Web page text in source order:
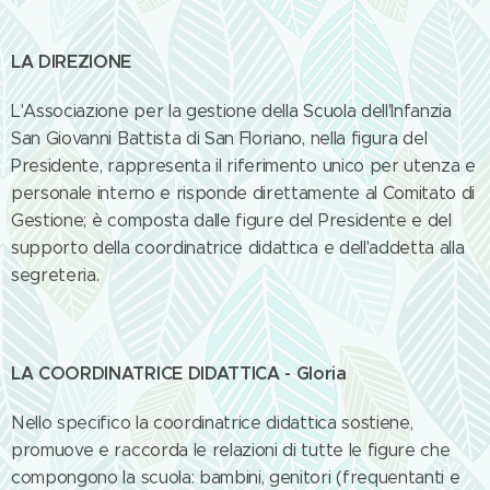
LA DIREZIONE
L'Associazione per la gestione della Scuola dell'Infanzia
San Giovanni Battista di San Floriano, nella figura del
Presidente, rappresenta il riferimento unico per utenza e
personale interno e risponde direttamente al Comitato di
Gestione; è composta dalle figure del Presidente e del
supporto della coordinatrice didattica e dell'addetta alla
segreteria.
LA COORDINATRICE DIDATTICA - Gloria
Nello specifico la coordinatrice didattica sostiene,
promuove e raccorda le relazioni di tutte le figure che
compongono la scuola: bambini, genitori (frequentanti e